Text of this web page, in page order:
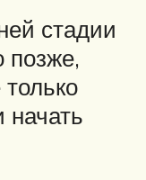
стадии
позже,
начать